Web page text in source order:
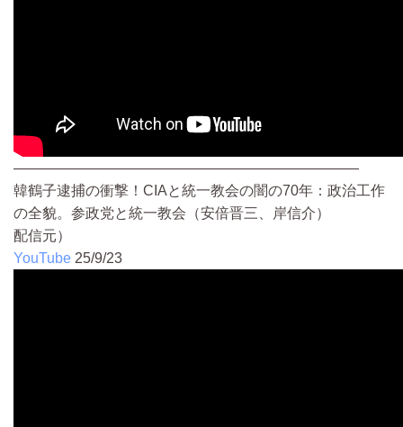
————————————————————————
韓鶴子逮捕の衝撃！CIAと統一教会の闇の70年：政治工作
の全貌。参政党と統一教会（安倍晋三、岸信介）
配信元）
YouTube 25/9/23